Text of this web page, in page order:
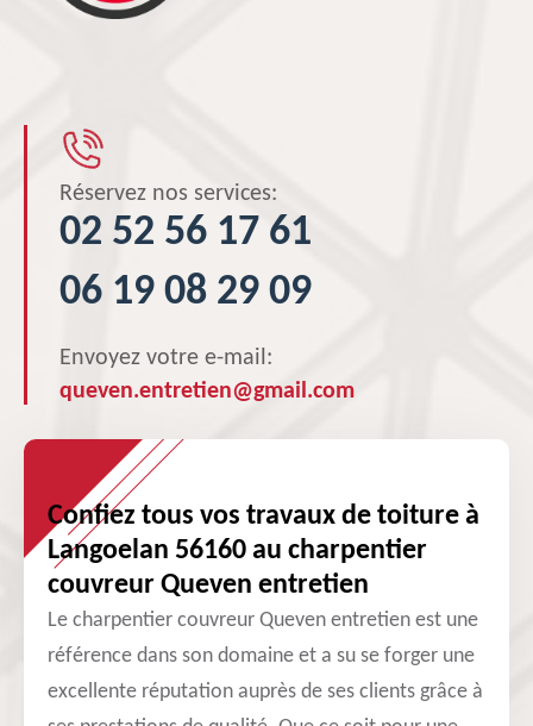
Réservez nos services:
02 52 56 17 61
06 19 08 29 09
Envoyez votre e-mail:
queven.entretien@gmail.com
Confiez tous vos travaux de toiture à
Langoelan 56160 au charpentier
couvreur Queven entretien
Le charpentier couvreur Queven entretien est une
référence dans son domaine et a su se forger une
excellente réputation auprès de ses clients grâce à